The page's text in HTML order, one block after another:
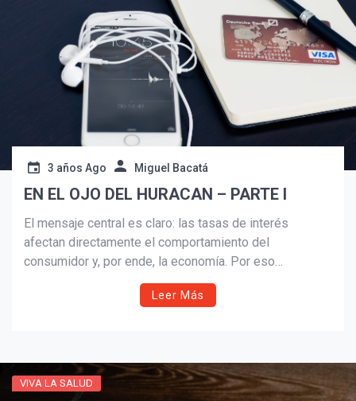
¡Suscríbete y Vive la
Experiencia!
3 años Ago Miguel Bacatá
EN EL OJO DEL HURACAN – PARTE I
El mensaje central es claro: las tasas de interés
afectan directamente el comportamiento del
consumidor y, por ende, la economía. Por eso
necesitas prestar atención a esta tendencia y
considerar cómo puedes proteger tu poder adquisitivo
Leer Más
VIVA LA SALUD